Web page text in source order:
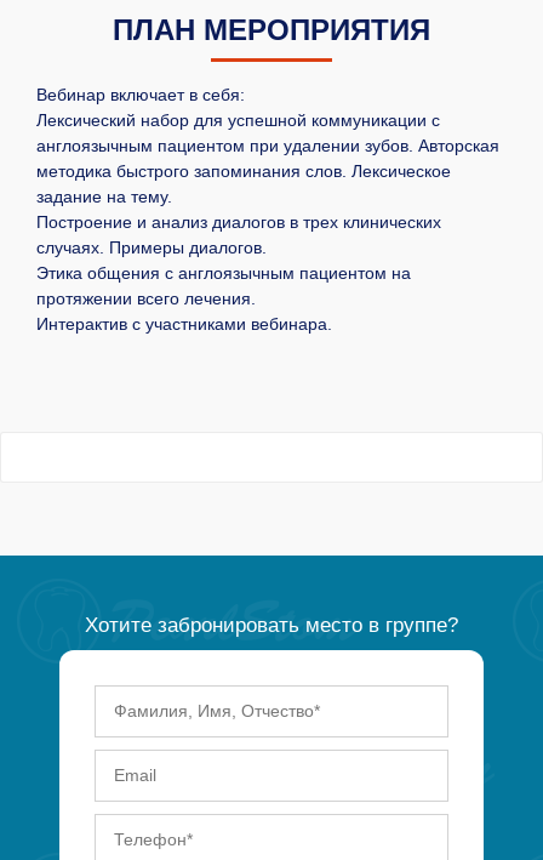
ПЛАН МЕРОПРИЯТИЯ
Вебинар включает в себя:
Лексический набор для успешной коммуникации с
англоязычным пациентом при удалении зубов. Авторская
методика быстрого запоминания слов. Лексическое
задание на тему.
Построение и анализ диалогов в трех клинических
случаях. Примеры диалогов.
Этика общения с англоязычным пациентом на
протяжении всего лечения.
Интерактив с участниками вебинара.
Хотите забронировать место в группе?